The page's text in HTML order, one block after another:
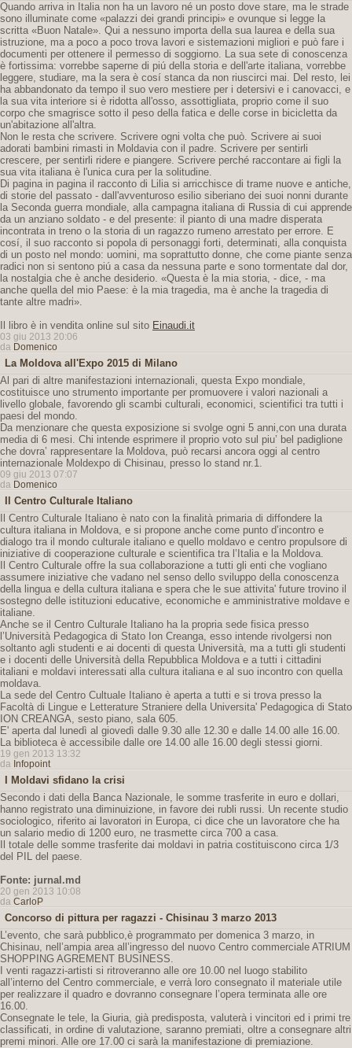
Quando arriva in Italia non ha un lavoro né un posto dove stare, ma le strade
sono illuminate come «palazzi dei grandi principi» e ovunque si legge la
scritta «Buon Natale». Qui a nessuno importa della sua laurea e della sua
istruzione, ma a poco a poco trova lavori e sistemazioni migliori e può fare i
documenti per ottenere il permesso di soggiorno. La sua sete di conoscenza
è fortissima: vorrebbe saperne di piú della storia e dell'arte italiana, vorrebbe
leggere, studiare, ma la sera è cosí stanca da non riuscirci mai. Del resto, lei
ha abbandonato da tempo il suo vero mestiere per i detersivi e i canovacci, e
la sua vita interiore si è ridotta all'osso, assottigliata, proprio come il suo
corpo che smagrisce sotto il peso della fatica e delle corse in bicicletta da
un'abitazione all'altra.
Non le resta che scrivere. Scrivere ogni volta che può. Scrivere ai suoi
adorati bambini rimasti in Moldavia con il padre. Scrivere per sentirli
crescere, per sentirli ridere e piangere. Scrivere perché raccontare ai figli la
sua vita italiana è l'unica cura per la solitudine.
Di pagina in pagina il racconto di Lilia si arricchisce di trame nuove e antiche,
di storie del passato - dall'avventuroso esilio siberiano dei suoi nonni durante
la Seconda guerra mondiale, alla campagna italiana di Russia di cui apprende
da un anziano soldato - e del presente: il pianto di una madre disperata
incontrata in treno o la storia di un ragazzo rumeno arrestato per errore. E
cosí, il suo racconto si popola di personaggi forti, determinati, alla conquista
di un posto nel mondo: uomini, ma soprattutto donne, che come piante senza
radici non si sentono piú a casa da nessuna parte e sono tormentate dal dor,
la nostalgia che è anche desiderio. «Questa è la mia storia, - dice, - ma
anche quella del mio Paese: è la mia tragedia, ma è anche la tragedia di
tante altre madri».
Il libro è in vendita online sul sito Einaudi.it
03 giu 2013 20:06
da Domenico
La Moldova all'Expo 2015 di Milano
Al pari di altre manifestazioni internazionali, questa Expo mondiale,
costituisce uno strumento importante per promuovere i valori nazionali a
livello globale, favorendo gli scambi culturali, economici, scientifici tra tutti i
paesi del mondo.
Da menzionare che questa exposizione si svolge ogni 5 anni,con una durata
media di 6 mesi. Chi intende esprimere il proprio voto sul piu’ bel padiglione
che dovra’ rappresentare la Moldova, può recarsi ancora oggi al centro
internazionale Moldexpo di Chisinau, presso lo stand nr.1.
09 giu 2013 07:07
da Domenico
Il Centro Culturale Italiano
Il Centro Culturale Italiano è nato con la finalità primaria di diffondere la
cultura italiana in Moldova, e si propone anche come punto d’incontro e
dialogo tra il mondo culturale italiano e quello moldavo e centro propulsore di
iniziative di cooperazione culturale e scientifica tra l’Italia e la Moldova.
Il Centro Culturale offre la sua collaborazione a tutti gli enti che vogliano
assumere iniziative che vadano nel senso dello sviluppo della conoscenza
della lingua e della cultura italiana e spera che le sue attivita' future trovino il
sostegno delle istituzioni educative, economiche e amministrative moldave e
italiane.
Anche se il Centro Culturale Italiano ha la propria sede fisica presso
l’Università Pedagogica di Stato Ion Creanga, esso intende rivolgersi non
soltanto agli studenti e ai docenti di questa Università, ma a tutti gli studenti
e i docenti delle Università della Repubblica Moldova e a tutti i cittadini
italiani e moldavi interessati alla cultura italiana e al suo incontro con quella
moldava.
La sede del Centro Cultuale Italiano è aperta a tutti e si trova presso la
Facoltà di Lingue e Letterature Straniere della Universita' Pedagogica di Stato
ION CREANGA, sesto piano, sala 605.
E' aperta dal lunedì al giovedì dalle 9.30 alle 12.30 e dalle 14.00 alle 16.00.
La biblioteca è accessibile dalle ore 14.00 alle 16.00 degli stessi giorni.
19 gen 2013 13:32
da Infopoint
I Moldavi sfidano la crisi
Secondo i dati della Banca Nazionale, le somme trasferite in euro e dollari,
hanno registrato una diminuizione, in favore dei rubli russi. Un recente studio
sociologico, riferito ai lavoratori in Europa, ci dice che un lavoratore che ha
un salario medio di 1200 euro, ne trasmette circa 700 a casa.
Il totale delle somme trasferite dai moldavi in patria costituiscono circa 1/3
del PIL del paese.
Fonte: jurnal.md
20 gen 2013 10:08
da CarloP
Concorso di pittura per ragazzi - Chisinau 3 marzo 2013
L’evento, che sarà pubblico,è programmato per domenica 3 marzo, in
Chisinau, nell’ampia area all’ingresso del nuovo Centro commerciale ATRIUM
SHOPPING AGREMENT BUSINESS.
I venti ragazzi-artisti si ritroveranno alle ore 10.00 nel luogo stabilito
all’interno del Centro commerciale, e verrà loro consegnato il materiale utile
per realizzare il quadro e dovranno consegnare l’opera terminata alle ore
16.00.
Consegnate le tele, la Giuria, già predisposta, valuterà i vincitori ed i primi tre
classificati, in ordine di valutazione, saranno premiati, oltre a consegnare altri
premi minori. Alle ore 17.00 ci sarà la manifestazione di premiazione.